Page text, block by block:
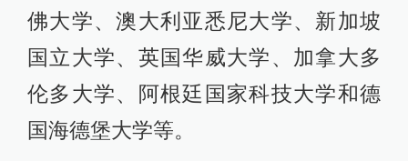
佛大学、澳大利亚悉尼大学、新加坡
国立大学、英国华威大学、加拿大多
伦多大学、阿根廷国家科技大学和德
国海德堡大学等。